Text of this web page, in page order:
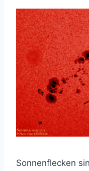
Sonnenflecken